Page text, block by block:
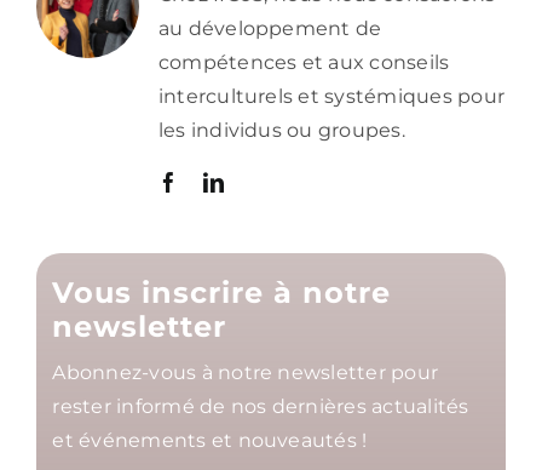
au développement de
compétences et aux conseils
interculturels et systémiques pour
les individus ou groupes.
Vous inscrire à notre
newsletter
Abonnez-vous à notre newsletter pour
rester informé de nos dernières actualités
et événements et nouveautés !